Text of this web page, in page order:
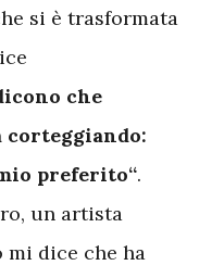
si è trasformata
che
corteggiando:
preferito“.
un artista
mi dice che ha